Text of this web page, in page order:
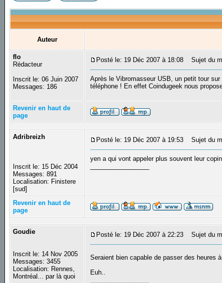
Auteur
flo
Rédacteur
Inscrit le: 06 Juin 2007
Messages: 186
Posté le: 19 Déc 2007 à 18:08 Sujet du
Après le Vibromasseur USB, un petit tour
téléphone ! En effet Coindugeek nous
Revenir en haut de
page
Adribreizh
Inscrit le: 15 Déc 2004
Messages: 891
Localisation: Finistere
[sud]
Posté le: 19 Déc 2007 à 19:53 Sujet du
yen a qui vont appeler plus souvent leur
Revenir en haut de
page
Goudie
Inscrit le: 14 Nov 2005
Messages: 3455
Localisation: Rennes,
Montréal... par là quoi
Posté le: 19 Déc 2007 à 22:23 Sujet du
Seraient bien capable de passer des heures
Euh..